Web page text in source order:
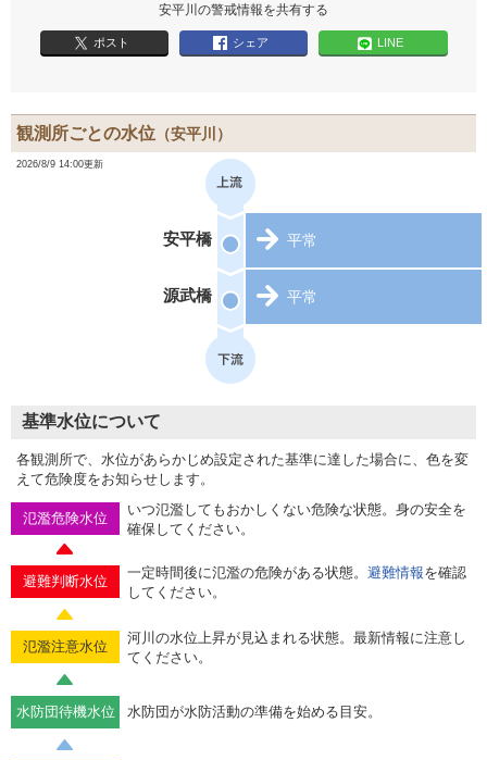
安平川の警戒情報を共有する
ポスト シェア LINE
観測所ごとの水位 （安平川）
2026/8/9 14:00更新
安平橋 平常
源武橋 平常
基準水位について
各観測所で、水位があらかじめ設定された基準に達した場合に、色を変
えて危険度をお知らせします。
氾濫危険水位
いつ氾濫してもおかしくない危険な状態。身の安全を
確保してください。
避難判断水位
一定時間後に氾濫の危険がある状態。 避難情報を確認
してください。
氾濫注意水位
河川の水位上昇が見込まれる状態。最新情報に注意し
てください。
水防団待機水位 水防団が水防活動の準備を始める目安。